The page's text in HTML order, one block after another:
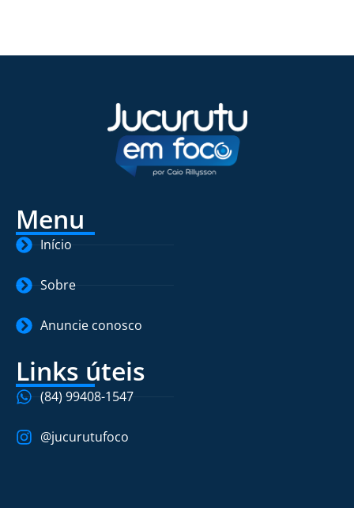
Menu
Início
Sobre
Anuncie conosco
Links úteis
(84) 99408-1547
@jucurutufoco